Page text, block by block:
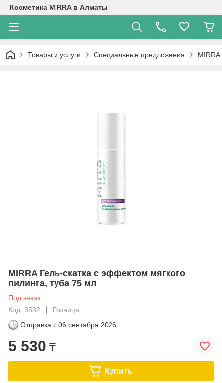
Косметика MIRRA в Алматы
Товары и услуги Специальные предложения MIRRA
MIRRA Гель-скатка с эффектом мягкого
пилинга, туба 75 мл
Под заказ
Код: 3532
Розница
Отправка с 06 сентября 2026
5 530 ₸
Купить